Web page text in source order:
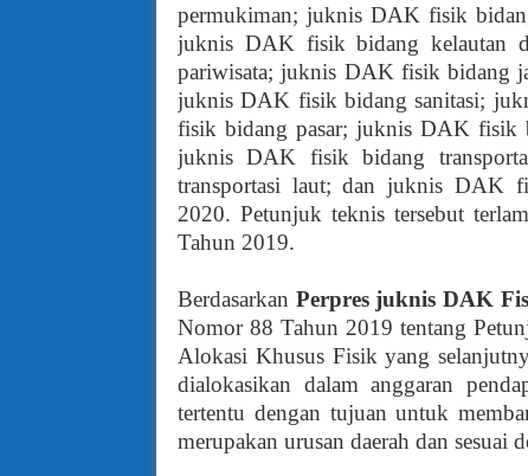
permukiman; juknis DAK fisik
juknis DAK fisik bidang kelautan
pariwisata; juknis DAK fisik bidang
juknis DAK fisik bidang sanitasi;
fisik bidang pasar; juknis DAK fisik
juknis DAK fisik bidang
transportasi laut; dan juknis DAK
2020. Petunjuk teknis tersebut
Tahun 2019.
Berdasarkan Perpres juknisDAK
Nomor 88 Tahun 2019 tentang
Alokasi Khusus Fisik yang
dialokasikan dalam anggaran
tertentu dengan tujuan untuk
merupakan urusan daerah dan sesuai